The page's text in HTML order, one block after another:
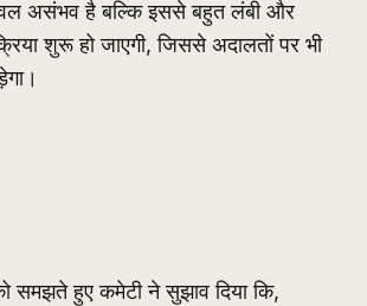
असंभव है बल्कि इससे बहुत लंबी और
शुरू हो जाएगी, जिससे अदालतों पर भी
समझते हुए कमेटी ने सुझाव दिया कि,